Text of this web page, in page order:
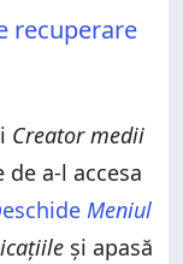
recuperare
Creator medii
a-l accesa
Meniul
și apasă